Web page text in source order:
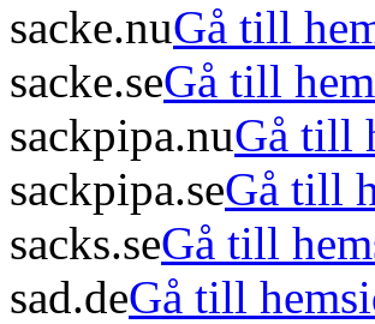
sacke.nuGå till
sacke.seGå till
sackpipa.nuGå till
sackpipa.seGå till
sacks.seGå till
sad.deGå till